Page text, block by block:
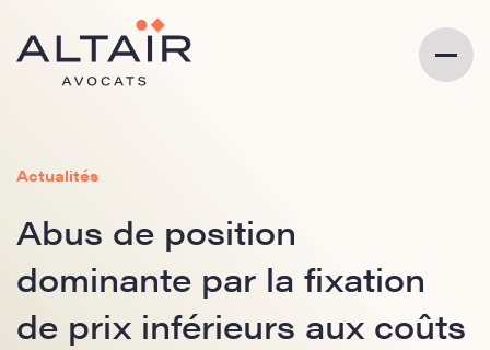
Actualités
Abus de position
dominante par la fixation
de prix inférieurs aux coûts